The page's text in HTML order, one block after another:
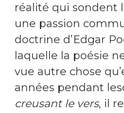
réalité qui sondent
une passion
doctrine d’Edgar
laquelle la poésie
vue autre chose
années pendant
creusant le vers, il